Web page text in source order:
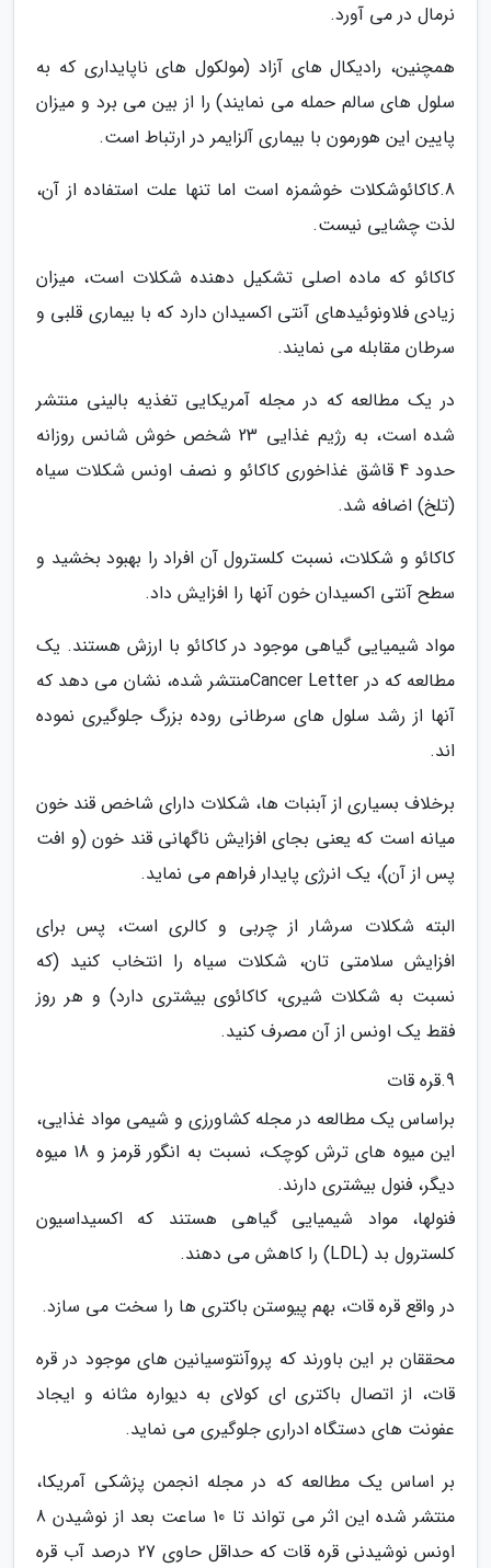
نرمال در می آورد.
همچنین، رادیکال های آزاد (مولکول های ناپایداری که به
سلول های سالم حمله می نمایند) را از بین می برد و میزان
پایین این هورمون با بیماری آلزایمر در ارتباط است.
8.کاکائوشکلات خوشمزه است اما تنها علت استفاده از آن،
لذت چشایی نیست.
کاکائو که ماده اصلی تشکیل دهنده شکلات است، میزان
زیادی فلاونوئیدهای آنتی اکسیدان دارد که با بیماری قلبی و
سرطان مقابله می نمایند.
در یک مطالعه که در مجله آمریکایی تغذیه بالینی منتشر
شده است، به رژیم غذایی 23 شخص خوش شانس روزانه
حدود 4 قاشق غذاخوری کاکائو و نصف اونس شکلات سیاه
(تلخ) اضافه شد.
کاکائو و شکلات، نسبت کلسترول آن افراد را بهبود بخشید و
سطح آنتی اکسیدان خون آنها را افزایش داد.
مواد شیمیایی گیاهی موجود در کاکائو با ارزش هستند. یک
مطالعه که در Cancer Letterمنتشر شده، نشان می دهد که
آنها از رشد سلول های سرطانی روده بزرگ جلوگیری نموده
اند.
برخلاف بسیاری از آبنبات ها، شکلات دارای شاخص قند خون
میانه است که یعنی بجای افزایش ناگهانی قند خون (و افت
پس از آن)، یک انرژی پایدار فراهم می نماید.
البته شکلات سرشار از چربی و کالری است، پس برای
افزایش سلامتی تان، شکلات سیاه را انتخاب کنید (که
نسبت به شکلات شیری، کاکائوی بیشتری دارد) و هر روز
فقط یک اونس از آن مصرف کنید.
9.قره قات
براساس یک مطالعه در مجله کشاورزی و شیمی مواد غذایی،
این میوه های ترش کوچک، نسبت به انگور قرمز و 18 میوه
دیگر، فنول بیشتری دارند.
فنولها، مواد شیمیایی گیاهی هستند که اکسیداسیون
کلسترول بد (LDL) را کاهش می دهند.
در واقع قره قات، بهم پیوستن باکتری ها را سخت می سازد.
محققان بر این باورند که پروآنتوسیانین های موجود در قره
قات، از اتصال باکتری ای کولای به دیواره مثانه و ایجاد
عفونت های دستگاه ادراری جلوگیری می نماید.
بر اساس یک مطالعه که در مجله انجمن پزشکی آمریکا،
منتشر شده این اثر می تواند تا 10 ساعت بعد از نوشیدن 8
اونس نوشیدنی قره قات که حداقل حاوی 27 درصد آب قره